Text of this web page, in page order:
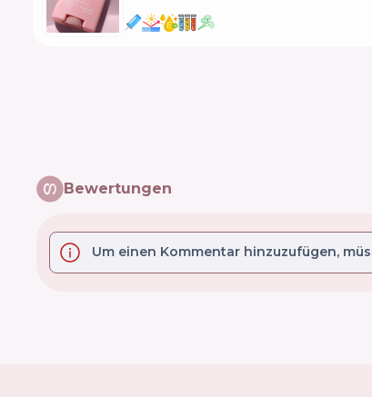
Bewertungen
Um einen Kommentar hinzuzufügen,